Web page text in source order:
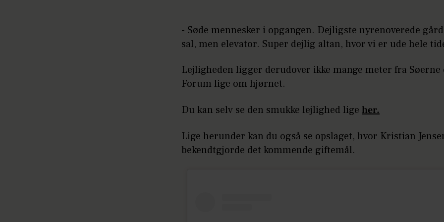
- Søde mennesker i opgangen. Dejligste nyrenoverede
sal, men elevator. Super dejlig altan, hvor vi er ude hele
Lejligheden ligger derudover ikke mange meter fra Søerne
Forum lige om hjørnet.
Du kan selv se den smukke lejlighed lige her.
Lige herunder kan du også se opslaget, hvor Kristian
bekendtgjorde det kommende giftemål.